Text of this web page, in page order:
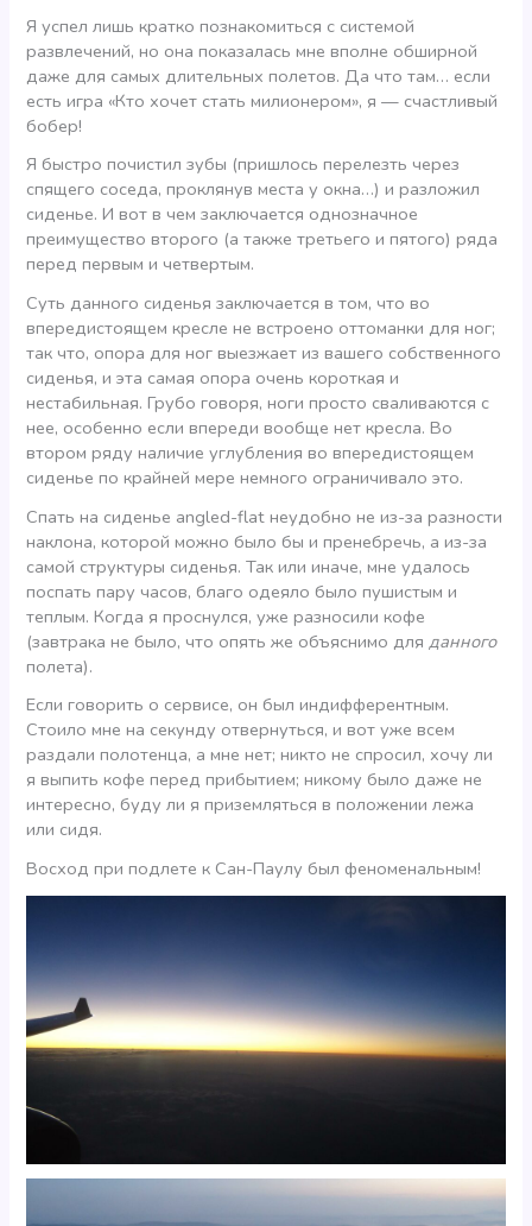
Я успел лишь кратко познакомиться с системой
развлечений, но она показалась мне вполне обширной
даже для самых длительных полетов. Да что там… если
есть игра «Кто хочет стать милионером», я — счастливый
бобер!
Я быстро почистил зубы (пришлось перелезть через
спящего соседа, проклянув места у окна…) и разложил
сиденье. И вот в чем заключается однозначное
преимущество второго (а также третьего и пятого) ряда
перед первым и четвертым.
Суть данного сиденья заключается в том, что во
впередистоящем кресле не встроено оттоманки для ног;
так что, опора для ног выезжает из вашего собственного
сиденья, и эта самая опора очень короткая и
нестабильная. Грубо говоря, ноги просто сваливаются с
нее, особенно если впереди вообще нет кресла. Во
втором ряду наличие углубления во впередистоящем
сиденье по крайней мере немного ограничивало это.
Спать на сиденье angled-flat неудобно не из-за разности
наклона, которой можно было бы и пренебречь, а из-за
самой структуры сиденья. Так или иначе, мне удалось
поспать пару часов, благо одеяло было пушистым и
теплым. Когда я проснулся, уже разносили кофе
(завтрака не было, что опять же объяснимо дляданного
полета).
Если говорить о сервисе, он был индифферентным.
Стоило мне на секунду отвернуться, и вот уже всем
раздали полотенца, а мне нет; никто не спросил, хочу ли
я выпить кофе перед прибытием; никому было даже не
интересно, буду ли я приземляться в положении лежа
или сидя.
Восход при подлете к Сан-Паулу был феноменальным!